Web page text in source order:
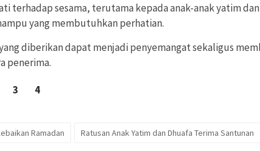
terhadap sesama, terutama kepada anak-anak yatim dan
yang membutuhkan perhatian.
diberikan dapat menjadi penyemangat sekaligus
penerima.
3 4
Ramadan Ratusan Anak Yatim dan Dhuafa Terima Santunan